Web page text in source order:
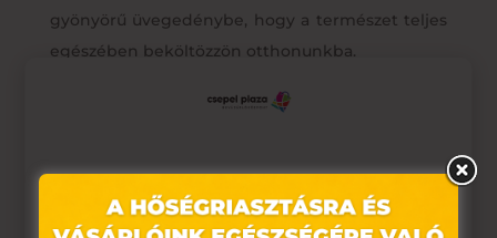
gyönyörű üvegedénybe, hogy a természet teljes
egészében beköltözzön otthonunkba.